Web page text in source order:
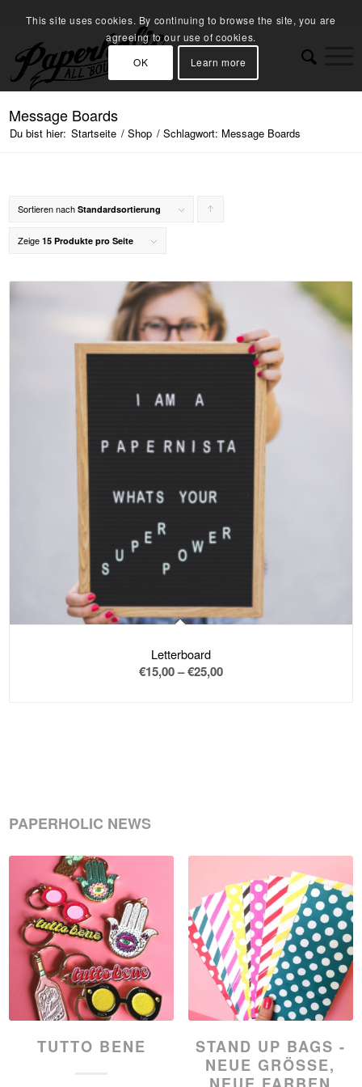
Message Boards
Du bist hier: Startseite / Shop / Schlagwort: Message Boards
Sortieren nachStandardsortierung
Produkte
aufsteigender
sortieren
Zeige15 Produkte pro Seite
Letterboard
€15,00–€25,00Preisspanne:
PAPERHOLIC NEWS
TUTTO BENE
STAND UP BAGS -
NEUE GRÖSSE, N
This site uses cookies. By continuing to browse the site, you are
agreeing to our use of cookies.
OK
Learn more